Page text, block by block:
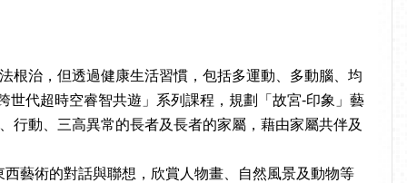
治，但透過健康生活習慣，包括多運動、多動腦、均
代超時空睿智共遊」系列課程，規劃「故宮-印象」藝
行動、三高異常的長者及長者的家屬，藉由家屬共伴及
藝術的對話與聯想，欣賞人物畫、自然風景及動物等